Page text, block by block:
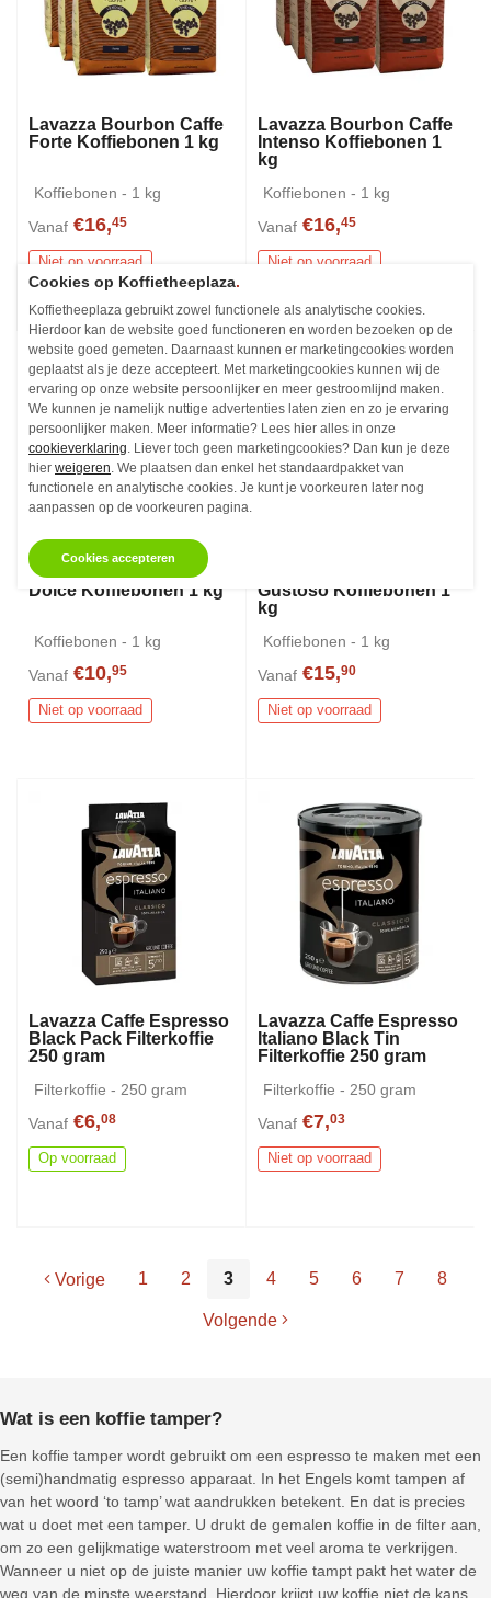
Lavazza Bourbon Caffe
Forte Koffiebonen 1 kg
Koffiebonen - 1 kg
Vanaf €16,45
Niet op voorraad
Lavazza Bourbon Caffe
Intenso Koffiebonen 1
kg
Koffiebonen - 1 kg
Vanaf €16,45
Niet op voorraad
Lavazza Caffe Crema
Dolce Koffiebonen 1 kg
Koffiebonen - 1 kg
Vanaf €10,95
Niet op voorraad
Gustoso Koffiebonen 1
kg
Koffiebonen - 1 kg
Vanaf €15,90
Niet op voorraad
Lavazza Caffe Espresso
Black Pack Filterkoffie
250 gram
Filterkoffie - 250 gram
Vanaf €6,08
Op voorraad
Lavazza Caffe Espresso
Italiano Black Tin
Filterkoffie 250 gram
Filterkoffie - 250 gram
Vanaf €7,03
Niet op voorraad
Vorige 1 2 3 4 5 6 7 8
Volgende
Wat is een koffie tamper?
Een koffie tamper wordt gebruikt om een espresso te maken met een
(semi)handmatig espresso apparaat. In het Engels komt tampen af
van het woord ‘to tamp’ wat aandrukken betekent. En dat is precies
wat u doet met een tamper. U drukt de gemalen koffie in de filter aan,
om zo een gelijkmatige waterstroom met veel aroma te verkrijgen.
Wanneer u niet op de juiste manier uw koffie tampt pakt het water de
weg van de minste weerstand. Hierdoor krijgt uw koffie niet de kans
Cookies op Koffietheeplaza.
Koffietheeplaza gebruikt zowel functionele als analytische cookies.
Hierdoor kan de website goed functioneren en worden bezoeken op de
website goed gemeten. Daarnaast kunnen er marketingcookies worden
geplaatst als je deze accepteert. Met marketingcookies kunnen wij de
ervaring op onze website persoonlijker en meer gestroomlijnd maken.
We kunnen je namelijk nuttige advertenties laten zien en zo je ervaring
persoonlijker maken. Meer informatie? Lees hier alles in onze
cookieverklaring . Liever toch geen marketingcookies? Dan kun je deze
hier weigeren . We plaatsen dan enkel het standaardpakket van
functionele en analytische cookies. Je kunt je voorkeuren later nog
aanpassen op de voorkeuren pagina.
Cookies accepteren